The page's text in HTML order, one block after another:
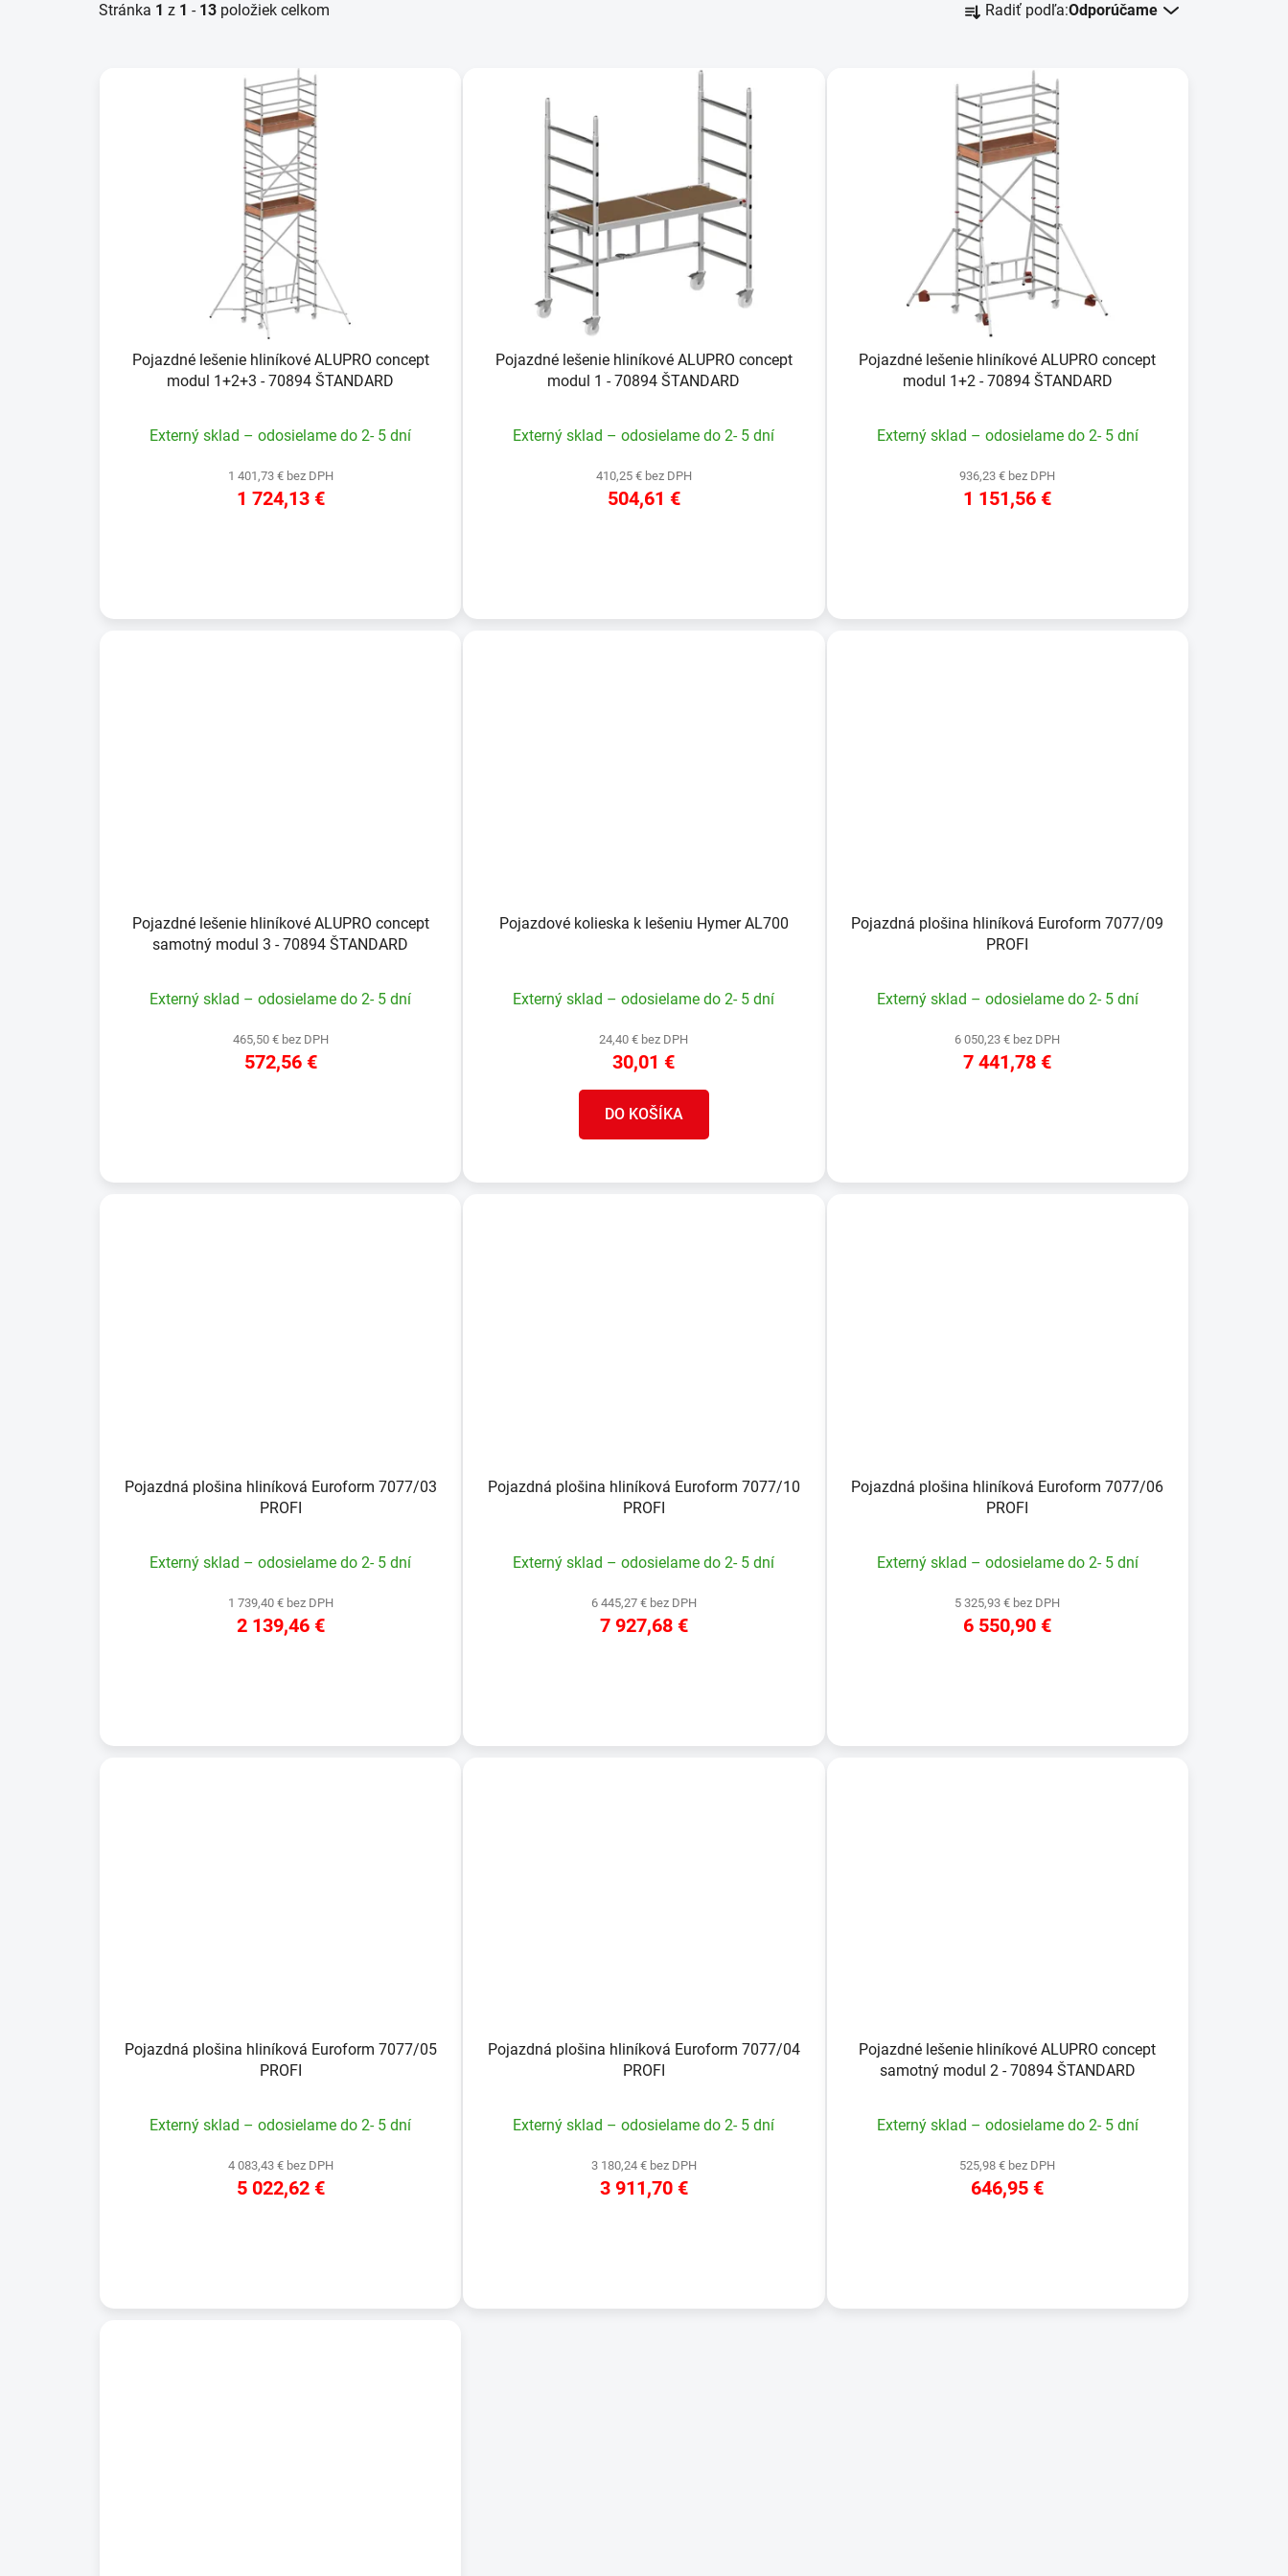
Stránka 1 z 1 - 13 položiek celkom
a
n
i
e
p
r
o
d
u
k
v
Radiť podľa:Odporúčame
Pojazdné lešenie hliníkové ALUPRO concept
modul 1+2+3 - 70894 ŠTANDARD
Externý sklad – odosielame do 2- 5 dní
1 401,73 € bez DPH
1 724,13 €
Pojazdné lešenie hliníkové ALUPRO concept
modul 1 - 70894 ŠTANDARD
Externý sklad – odosielame do 2- 5 dní
410,25 € bez DPH
504,61 €
Pojazdné lešenie hliníkové ALUPRO concept
modul 1+2 - 70894 ŠTANDARD
Externý sklad – odosielame do 2- 5 dní
936,23 € bez DPH
1 151,56 €
Pojazdné lešenie hliníkové ALUPRO concept
samotný modul 3 - 70894 ŠTANDARD
Externý sklad – odosielame do 2- 5 dní
465,50 € bez DPH
572,56 €
Pojazdové kolieska k lešeniu Hymer AL700
Externý sklad – odosielame do 2- 5 dní
24,40 € bez DPH
30,01 €
DO KOŠÍKA
Pojazdná plošina hliníková Euroform 7077/09
PROFI
Externý sklad – odosielame do 2- 5 dní
6 050,23 € bez DPH
7 441,78 €
Pojazdná plošina hliníková Euroform 7077/03
PROFI
Externý sklad – odosielame do 2- 5 dní
1 739,40 € bez DPH
2 139,46 €
Pojazdná plošina hliníková Euroform 7077/10
PROFI
Externý sklad – odosielame do 2- 5 dní
6 445,27 € bez DPH
7 927,68 €
Pojazdná plošina hliníková Euroform 7077/06
PROFI
Externý sklad – odosielame do 2- 5 dní
5 325,93 € bez DPH
6 550,90 €
Pojazdná plošina hliníková Euroform 7077/05
PROFI
Externý sklad – odosielame do 2- 5 dní
4 083,43 € bez DPH
5 022,62 €
Pojazdná plošina hliníková Euroform 7077/04
PROFI
Externý sklad – odosielame do 2- 5 dní
3 180,24 € bez DPH
3 911,70 €
Pojazdné lešenie hliníkové ALUPRO concept
samotný modul 2 - 70894 ŠTANDARD
Externý sklad – odosielame do 2- 5 dní
525,98 € bez DPH
646,95 €